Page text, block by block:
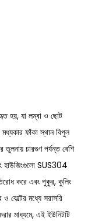
হয়, যা লম্বা ও ছোট
মধ্যকার ফাঁকা স্থান বিপুল
তুলনায় চারগুণ পর্যন্ত বেশি
হাউজিংগুলো SUS304
করে এবং পুকুর, কুলিং
ও বেল্টের মধ্যে সরাসরি
মাধ্যমে, এই ইউনিটটি